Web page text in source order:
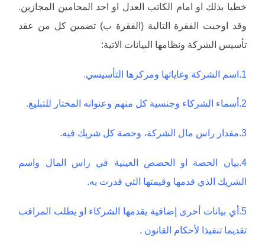
خطيا بذلك او امام الكاتب العدل او احد المحامين المجازين.
وقد اوجبت الفقرة التالية (الفقرة ب) تضمين كل من عقد
تأسيس الشركة ونظامها البيانات الاتية:
1.اسم الشركة وغاياتها ومركزها التأسيسي.
2.أسماء الشركاء وجنسية كل منهم وعنوانه المختار للتبليغ.
3.مقدار راس مال الشركة، وحصة كل شريك فيه.
4.بيان الحصة او الحصص العينية في راس المال واسم
الشريك الذي قدمها وقيمتها التي قدرت به.
5.أي بيانات أخرى إضافية يقدمها الشركاء او يطلب المراقب
تقديما تنفيذا لأحكام القانون .